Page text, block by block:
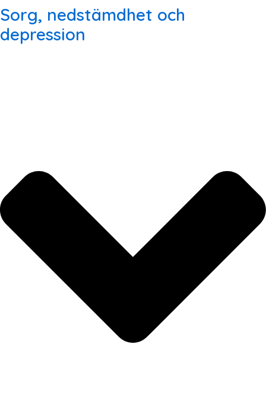
Sorg, nedstämdhet och
depression